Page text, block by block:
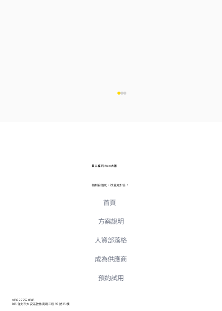
不只給福利，更給好體驗！「有福企」如
何用數位科技，重塑員工福利新樣貌
員工福利 FUN 大器
福利自選配，效益更加倍！
+886 2 7752 0688
106 台北市大安區敦化南路二段 95 號 25 樓
首頁
方案說明
人資部落格
成為供應商
預約試用